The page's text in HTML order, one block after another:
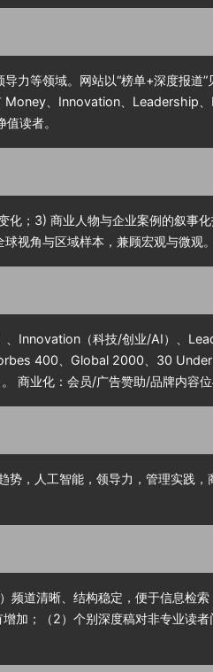
业、股市、金融、经济分析
等领域。网站以“榜单+深度报道”
Money、Innovation、Leadership
读者。
；3) 商业人物与企业案例的叙事
视角与区域样本，兼顾宏观与微观。
Innovation（科技/创业/AI）、
400、Global 2000、30
商业化：会员/广告赞助/品牌内容位
，人工智能，领导力，管理实践
道清晰、结构稳定，便于信息检
加；（2）个别深度稿对非专业读